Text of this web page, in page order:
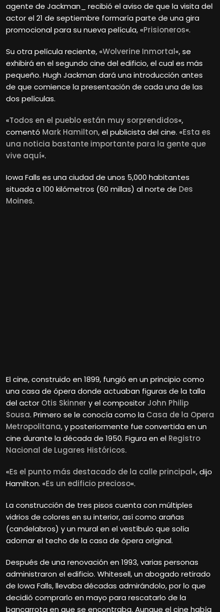
agente de Jackman_ recibió el aviso de que la visita del
actor el 21 de septiembre formaría parte de una gira
promocional para su nueva película, «Prisioneros«.
Su otra película reciente, «Wolverine Inmortal«, se
exhibirá en el segundo cine del edificio, el cual es más
pequeño. Hugh Jackman dará una introducción antes
de que comience la presentación de cada una de las
dos películas.
«Todos en el pueblo están muy sorprendidos«,
comentó Mark Hamilton, el publicista del cine. «Esta es
una noticia bastante importante para la gente que
vive aquí«.
Iowa Falls es una ciudad de unos 5,000 habitantes
situada a 100 kilómetros (60 millas) al norte de Des
Moines.
El cine, construido en 1899, fungió en un principio como
una casa de ópera donde actuaban figuras de la talla
del actor Otis Skinner y el compositor John Philip
Sousa. Primero se le conocía como la Casa de la Opera
Metropolitana, y posteriormente fue convertida en un
cine durante la década de 1950. Figura en el Registro
Nacional de Lugares Históricos.
«Es el punto más destacado de la calle principal«, dijo
Hamilton. «Es un edificio precioso«.
La construcción de tres pisos cuenta con múltiples
vidrios de colores en su interior, así como arañas
(candelabros) y un mural en el vestíbulo que solía
adornar el techo de la casa de ópera original.
Después de una renovación en 1993, varias personas
administraron el edificio. Whitesell, un abogado retirado
de Iowa Falls, llevaba décadas admirándolo, por lo que
decidió comprarlo en mayo para rescatarlo de la
bancarrota en que se encontraba. Aunque el cine había